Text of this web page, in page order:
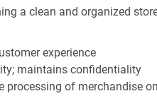
a clean and organized
experience
maintains confidentiality
processing of merchandise